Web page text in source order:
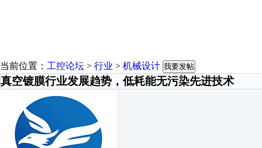
当前位置： 工控论坛 > 行业 > 机械设计 我要发帖
真空镀膜行业发展趋势，低耗能无污染先进技术